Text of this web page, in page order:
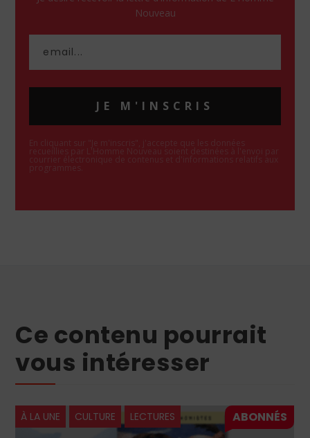
Nouveau
JE M'INSCRIS
En cliquant sur "Je m'inscris", j'accepte que les données
recueillies par L'Homme Nouveau soient destinées à l'envoi par
courrier électronique de contenus et d'informations relatifs aux
programmes.
Ce contenu pourrait
vous intéresser
À LA UNE CULTURE LECTURES